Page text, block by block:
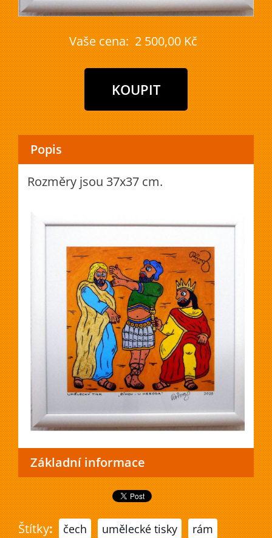
Vaše cena: 2 500,00 Kč
Popis
Rozměry jsou 37x37 cm.
Základní informace
Štítky: čech umělecké tisky rám